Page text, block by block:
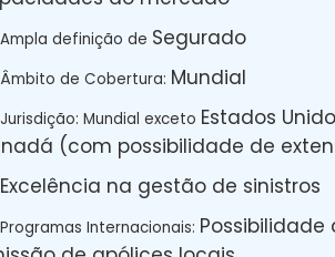
Ampla definição de Segurado
Âmbito de Cobertura: Mundial
Jurisdição: Mundial exceto Estados
(com possibilidade de
Excelência na gestão de sinistros
Programas Internacionais: Possibilidade